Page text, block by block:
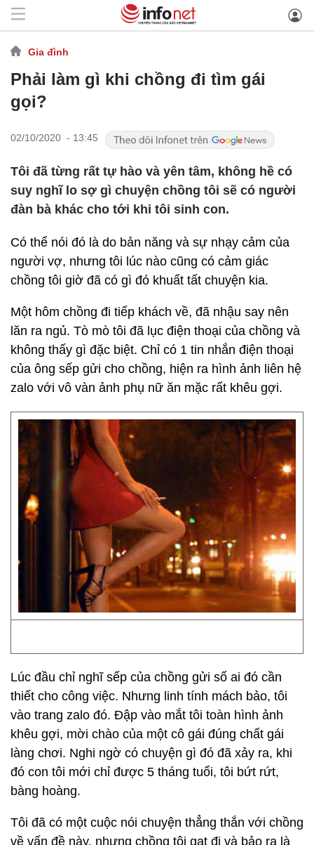
Gia đình
Phải làm gì khi chồng đi tìm gái
gọi?
02/10/2020 - 13:45
Tôi đã từng rất tự hào và yên tâm, không hề có
suy nghĩ lo sợ gì chuyện chồng tôi sẽ có người
đàn bà khác cho tới khi tôi sinh con.
Có thể nói đó là do bản năng và sự nhạy cảm của
người vợ, nhưng tôi lúc nào cũng có cảm giác
chồng tôi giờ đã có gì đó khuất tất chuyện kia.
Một hôm chồng đi tiếp khách về, đã nhậu say nên
lăn ra ngủ. Tò mò tôi đã lục điện thoại của chồng và
không thấy gì đặc biệt. Chỉ có 1 tin nhắn điện thoại
của ông sếp gửi cho chồng, hiện ra hình ảnh liên hệ
zalo với vô vàn ảnh phụ nữ ăn mặc rất khêu gợi.
Lúc đầu chỉ nghĩ sếp của chồng gửi số ai đó cần
thiết cho công việc. Nhưng linh tính mách bảo, tôi
vào trang zalo đó. Đập vào mắt tôi toàn hình ảnh
khêu gợi, mời chào của một cô gái đúng chất gái
làng chơi. Nghi ngờ có chuyện gì đó đã xảy ra, khi
đó con tôi mới chỉ được 5 tháng tuổi, tôi bứt rứt,
bàng hoàng.
Tôi đã có một cuộc nói chuyện thẳng thắn với chồng
về vấn đề này, nhưng chồng tôi gạt đi và bảo ra là